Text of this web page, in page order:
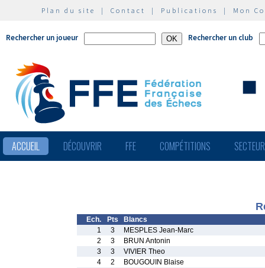
Plan du site | Contact | Publications | Mon
Rechercher un joueur Rechercher un club
ACCUEIL DÉCOUVRIR FFE COMPÉTITIONS
Ech. Pts
Blancs
1
3
MESPLES Jean-Marc
2
3
BRUN Antonin
3
3
VIVIER Theo
4
2
BOUGOUIN Blaise